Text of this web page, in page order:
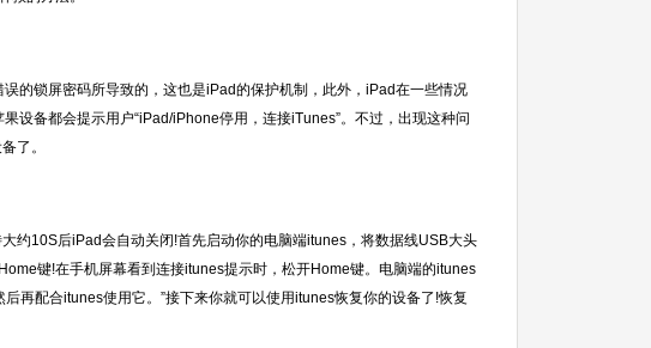
锁屏密码所导致的，这也是iPad的保护机制，此外，iPad在一些情况
设备都会提示用户“iPad/iPhone停用，连接iTunes”。不过，出现这种问
了。
10S后iPad会自动关闭!首先启动你的电脑端itunes，将数据线USB大头
键!在手机屏幕看到连接itunes提示时，松开Home键。电脑端的itunes
再配合itunes使用它。”接下来你就可以使用itunes恢复你的设备了!恢复